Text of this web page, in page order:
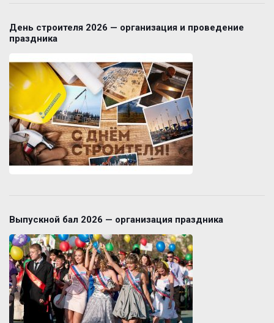
День строителя 2026 — организация и проведение
праздника
Выпускной бал 2026 — организация праздника